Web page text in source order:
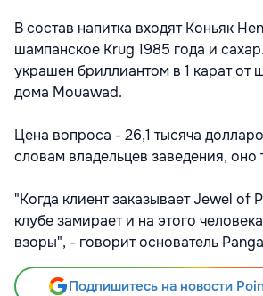
В состав напитка входят Коньяк
шампанское Krug 1985 года и
украшен бриллиантом в 1 карат от
дома Mouawad.
Цена вопроса - 26,1 тысяча
словам владельцев заведения, оно
"Когда клиент заказывает Jewel of
клубе замирает и на этого
взоры", - говорит основатель
Подпишитесь на новости